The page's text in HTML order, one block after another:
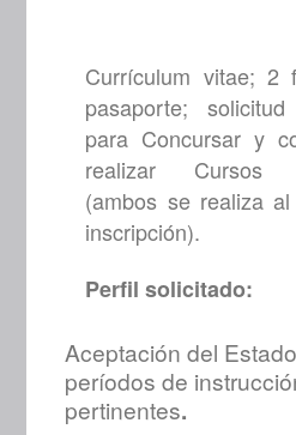
Currículum vitae; 2
pasaporte;
para Concursar y
realizar Cursos
(ambos se realiza
inscripción).
Perfil solicitado:
Aceptación del
períodos de
pertinentes.